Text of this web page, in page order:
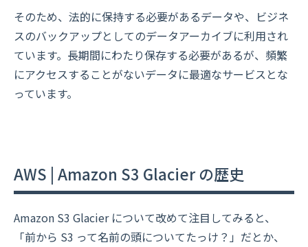
そのため、法的に保持する必要があるデータや、ビジネ
スのバックアップとしてのデータアーカイブに利用され
ています。長期間にわたり保存する必要があるが、頻繁
にアクセスすることがないデータに最適なサービスとな
っています。
AWS | Amazon S3 Glacier の歴史
Amazon S3 Glacier について改めて注目してみると、
「前から S3 って名前の頭についてたっけ？」だとか、